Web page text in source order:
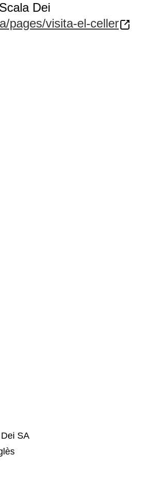
Dei
pages/visita-el-celler
SA